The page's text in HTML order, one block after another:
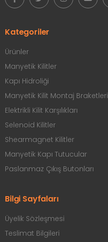
Kategoriler
Ürünler
Manyetik Kilitler
Kapı Hidroliği
Manyetik Kilit Montaj Braketleri
Elektrikli Kilit Karşılıkları
Selenoid Kilitler
Shearmagnet Kilitler
Manyetik Kapı Tutucular
Paslanmaz Çıkış Butonları
Bilgi Sayfaları
Üyelik Sözleşmesi
Teslimat Bilgileri